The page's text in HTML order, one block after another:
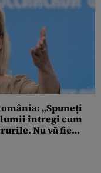
„Spuneți
întregi cum
Nu vă fie